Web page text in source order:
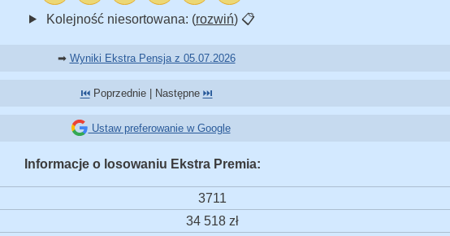
Kolejność niesortowana: (rozwiń) 📋
➡ Wyniki Ekstra Pensja z 05.07.2026
⏮️Poprzednie | Następne ⏭️
Ustaw preferowanie w Google
Informacje o losowaniu Ekstra Premia:
3711
34 518 zł